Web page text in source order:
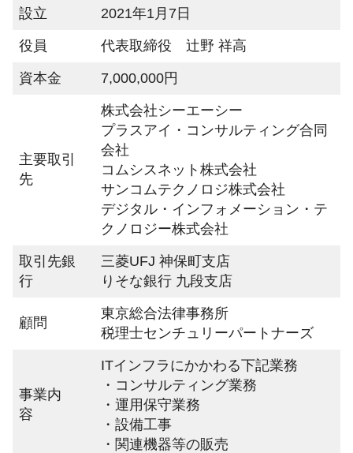
設立 2021年1月7日
役員 代表取締役 辻野 祥高
資本金 7,000,000円
主要取引
先
株式会社シーエーシー
プラスアイ・コンサルティング合同
会社
コムシスネット株式会社
サンコムテクノロジ株式会社
デジタル・インフォメーション・テ
クノロジー株式会社
取引先銀
行
三菱UFJ 神保町支店
りそな銀行 九段支店
顧問
東京総合法律事務所
税理士センチュリーパートナーズ
事業内
容
ITインフラにかかわる下記業務
・コンサルティング業務
・運用保守業務
・設備工事
・関連機器等の販売